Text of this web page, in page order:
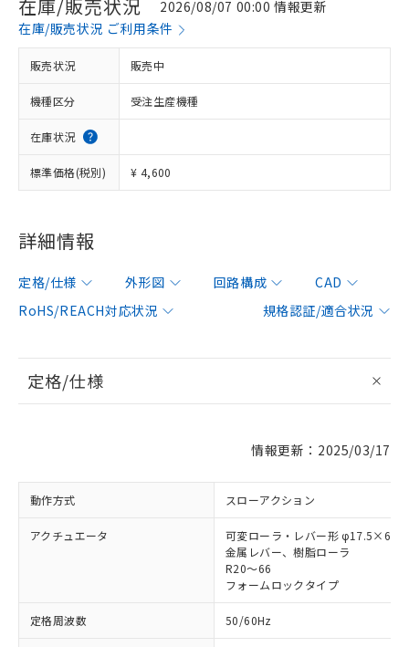
在庫/販売状況
2026/08/07 00:00 情報更新
在庫/販売状況 ご利用条件
販売状況 販売中
機種区分 受注生産機種
在庫状況
標準価格(税別) ¥ 4,600
詳細情報
定格/仕様 外形図 回路構成
CAD
RoHS/REACH対応状況
規格認証/適合状況
定格/仕様
情報更新：2025/03/17
動作方式 スローアクション
アクチュエータ
可変ローラ・レバー形 φ17.5×6.8
金属レバー、樹脂ローラ
R20～66
フォームロックタイプ
定格周波数 50/60Hz